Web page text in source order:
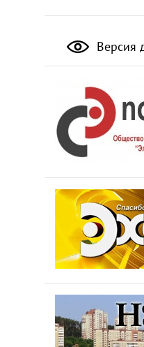
Версия